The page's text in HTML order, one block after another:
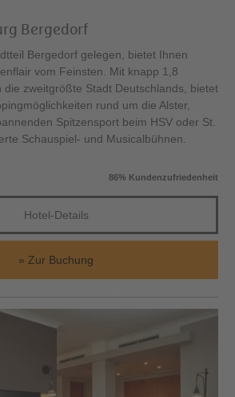
Bergedorf
Bergedorf gelegen, bietet Ihnen
vom Feinsten. Mit knapp 1,8
die zweitgrößte Stadt Deutschlands, bietet
rund um die Alster,
Spitzensport beim HSV oder St.
Schauspiel- und Musicalbühnen.
86% Kundenzufriedenheit
Hotel-Details
Zur Buchung